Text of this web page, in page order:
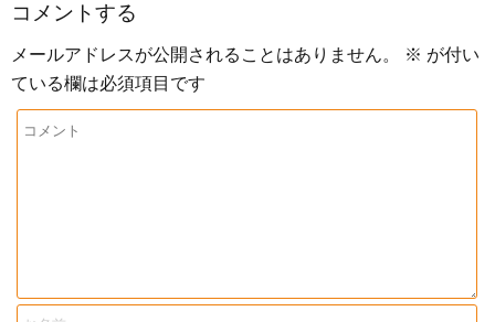
コメントする
メールアドレスが公開されることはありません。 ※ が付い
ている欄は必須項目です